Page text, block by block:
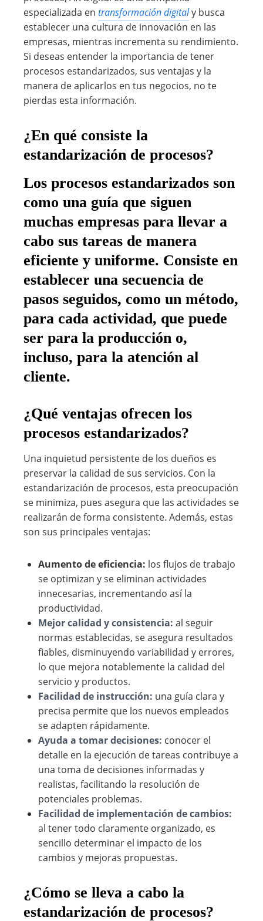
especializada en transformación digitaly busca
establecer una cultura de innovación en las
empresas, mientras incrementa su rendimiento.
Si deseas entender la importancia de tener
procesos estandarizados, sus ventajas y la
manera de aplicarlos en tus negocios, no te
pierdas esta información.
¿En qué consiste la
estandarización de procesos?
Los procesos estandarizados son
como una guía que siguen
muchas empresas para llevar a
cabo sus tareas de manera
eficiente y uniforme. Consiste en
establecer una secuencia de
pasos seguidos, como un método,
para cada actividad, que puede
ser para la producción o,
incluso, para la atención al
cliente.
¿Qué ventajas ofrecen los
procesos estandarizados?
Una inquietud persistente de los dueños es
preservar la calidad de sus servicios. Con la
estandarización de procesos, esta preocupación
se minimiza, pues asegura que las actividades se
realizarán de forma consistente. Además, estas
son sus principales ventajas:
Aumento de eficiencia: los flujos de trabajo
se optimizan y se eliminan actividades
innecesarias, incrementando así la
productividad.
Mejor calidad y consistencia: al seguir
normas establecidas, se asegura resultados
fiables, disminuyendo variabilidad y errores,
lo que mejora notablemente la calidad del
servicio y productos.
Facilidad de instrucción: una guía clara y
precisa permite que los nuevos empleados
se adapten rápidamente.
Ayuda a tomar decisiones: conocer el
detalle en la ejecución de tareas contribuye a
una toma de decisiones informadas y
realistas, facilitando la resolución de
potenciales problemas.
Facilidad de implementación de cambios:
al tener todo claramente organizado, es
sencillo determinar el impacto de los
cambios y mejoras propuestas.
¿Cómo se lleva a cabo la
estandarización de procesos?